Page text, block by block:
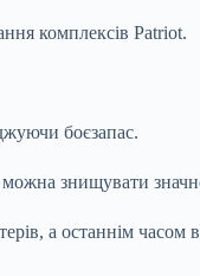
комплексів Patriot.
боєзапас.
можна знищувати
а останнім часом